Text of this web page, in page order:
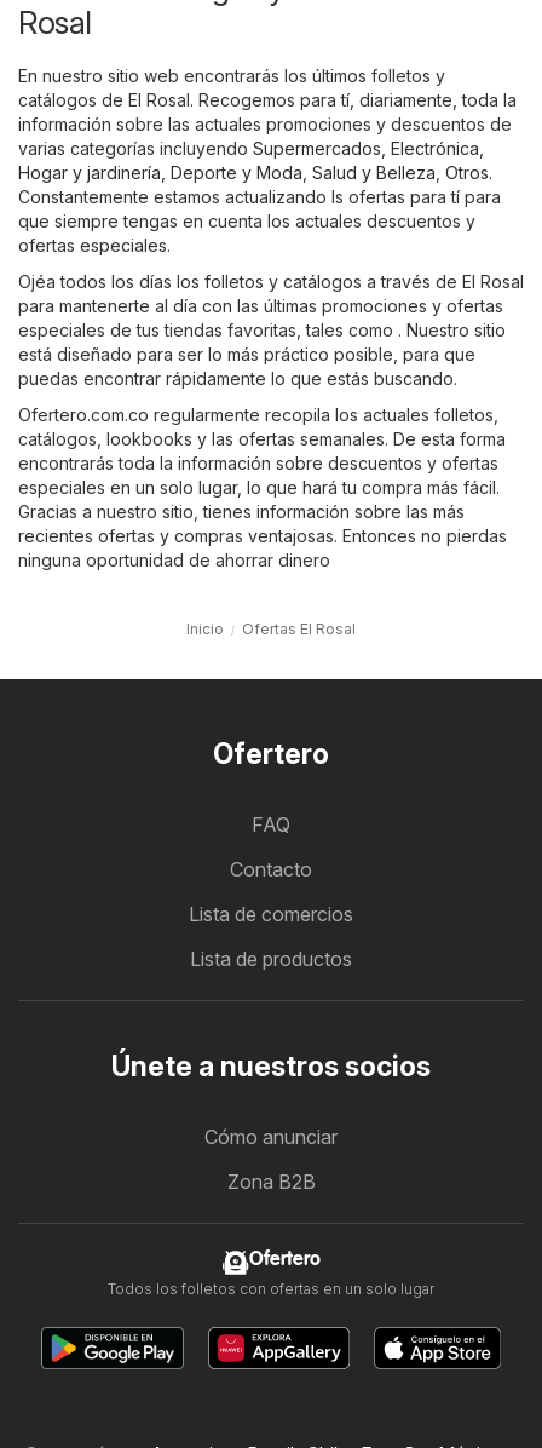
Rosal
En nuestro sitio web encontrarás los últimos folletos y
catálogos de El Rosal. Recogemos para tí, diariamente, toda la
información sobre las actuales promociones y descuentos de
varias categorías incluyendo Supermercados Electrónica
Hogar y jardinería Deporte y Moda Salud y Belleza Otros.
Constantemente estamos actualizando ls ofertas para tí para
que siempre tengas en cuenta los actuales descuentos y
ofertas especiales.
Ojéa todos los días los folletos y catálogos a través de El Rosal
para mantenerte al día con las últimas promociones y ofertas
especiales de tus tiendas favoritas, tales como . Nuestro sitio
está diseñado para ser lo más práctico posible, para que
puedas encontrar rápidamente lo que estás buscando.
Ofertero.com.co regularmente recopila los actuales folletos,
catálogos, lookbooks y las ofertas semanales. De esta forma
encontrarás toda la información sobre descuentos y ofertas
especiales en un solo lugar, lo que hará tu compra más fácil.
Gracias a nuestro sitio, tienes información sobre las más
recientes ofertas y compras ventajosas. Entonces no pierdas
ninguna oportunidad de ahorrar dinero
Inicio Ofertas El Rosal
Ofertero
FAQ
Contacto
Lista de comercios
Lista de productos
Únete a nuestros socios
Cómo anunciar
Zona B2B
Ofertero
Todos los folletos con ofertas en un solo lugar